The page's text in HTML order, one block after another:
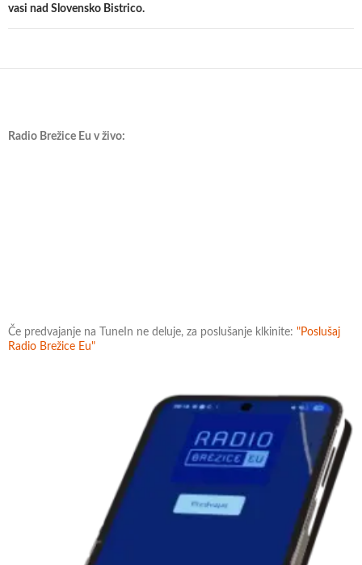
vasi nad Slovensko Bistrico.
Radio Brežice Eu v živo:
Če predvajanje na TuneIn ne deluje, za poslušanje klkinite: "Poslušaj
Radio Brežice Eu"